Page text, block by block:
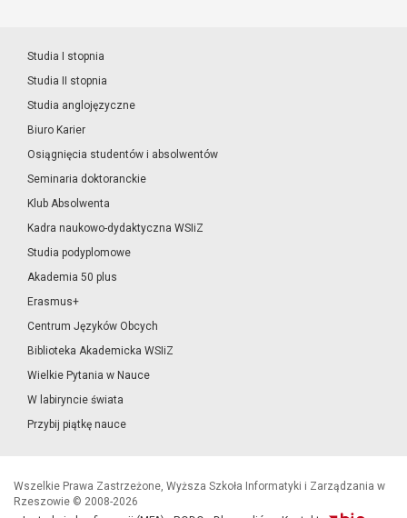
Studia I stopnia
Studia II stopnia
Studia anglojęzyczne
Biuro Karier
Osiągnięcia studentów i absolwentów
Seminaria doktoranckie
Klub Absolwenta
Kadra naukowo-dydaktyczna WSIiZ
Studia podyplomowe
Akademia 50 plus
Erasmus+
Centrum Języków Obcych
Biblioteka Akademicka WSIiZ
Wielkie Pytania w Nauce
W labiryncie świata
Przybij piątkę nauce
Wszelkie Prawa Zastrzeżone, Wyższa Szkoła Informatyki i Zarządzania w
Rzeszowie © 2008-2026